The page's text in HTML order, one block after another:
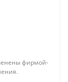
фирмой-